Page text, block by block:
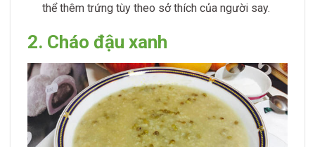
thể thêm trứng tùy theo sở thích của người say.
2. Cháo đậu xanh